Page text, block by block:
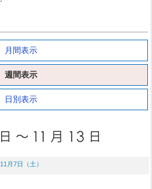
月間表示
週間表示
日別表示
11月7日（土）